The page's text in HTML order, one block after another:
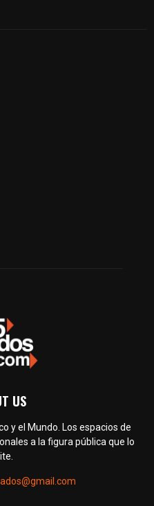
US
y el Mundo. Los espacios de
a la figura pública que lo